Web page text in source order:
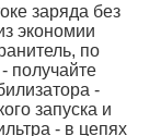
заряда без
экономии
по
получайте
-
запуска и
- в цепях